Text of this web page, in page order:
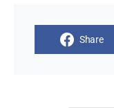
Share